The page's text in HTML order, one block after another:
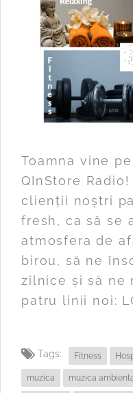
Toamna vine
QInStore
clienții noștri
fresh, ca să se
atmosfera de
birou, să ne
zilnice și să ne
patru linii noi:
Tags: Fitness
muzica muzica